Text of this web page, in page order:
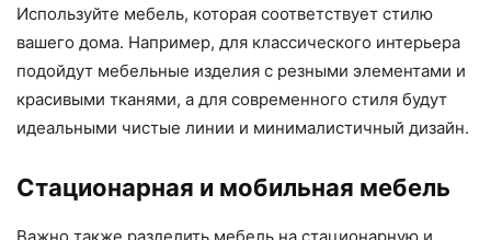
Используйте мебель, которая соответствует стилю
вашего дома. Например, для классического интерьера
подойдут мебельные изделия с резными элементами и
красивыми тканями, а для современного стиля будут
идеальными чистые линии и минималистичный дизайн.
Стационарная и мобильная мебель